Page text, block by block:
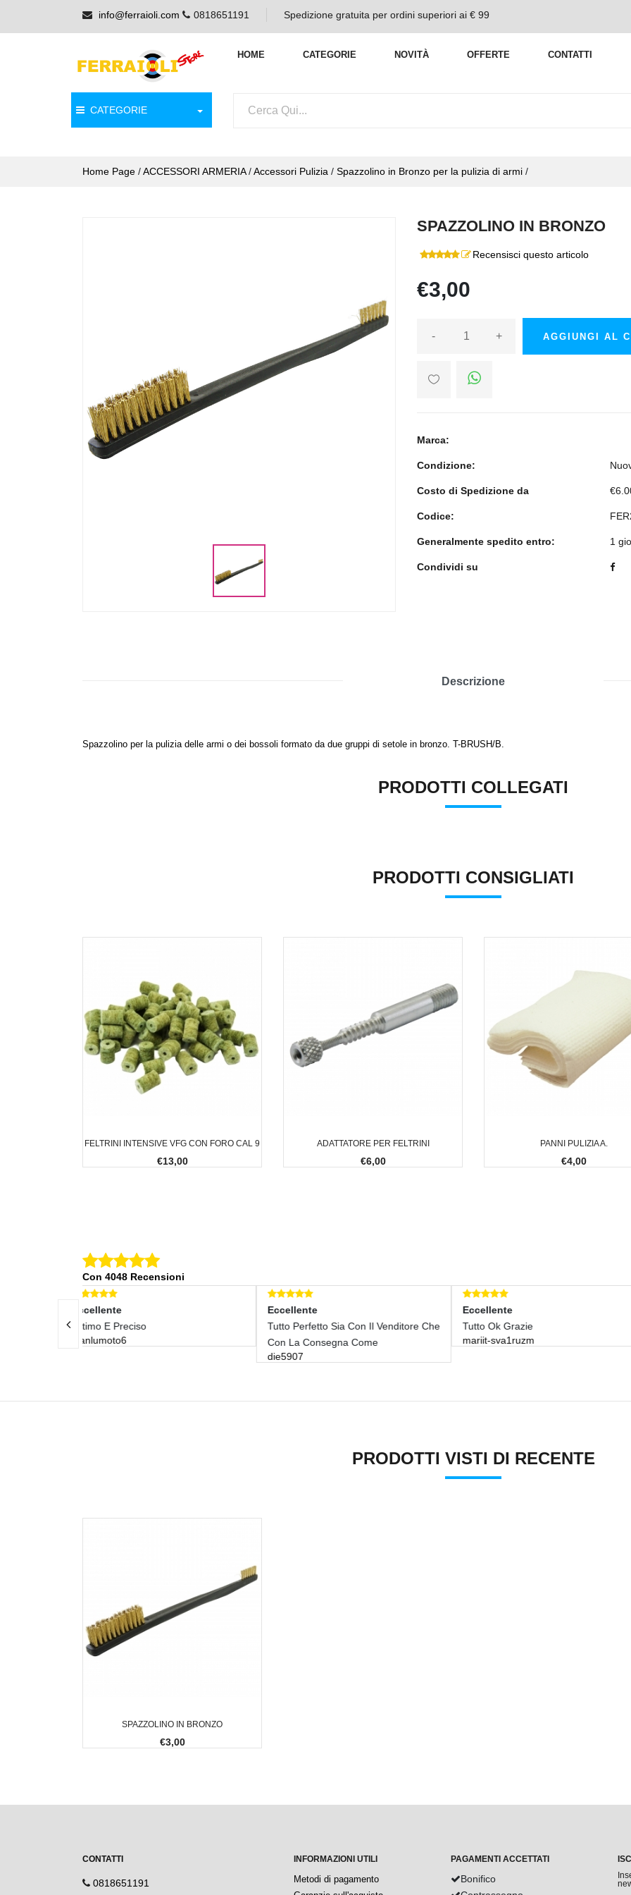
info@ferraioli.com 0818651191 Spedizione gratuita per ordini superiori ai € 99
HOME CATEGORIE NOVITÀ OFFERTE CONTATTI
CATEGORIE
Home Page /ACCESSORI ARMERIA/Accessori Pulizia / Spazzolino in Bronzo per la pulizia di armi /
SPAZZOLINO IN BRONZO
Recensisci questo articolo
€3,00
- + AGGIUNGI AL
Marca:
Condizione:
Costo di Spedizione da
Codice:
Generalmente spedito entro: 1
Condividi su
Descrizione
Spazzolino per la pulizia delle armi o dei bossoli formato da due gruppi di setole in bronzo. T-BRUSH/B.
PRODOTTI COLLEGATI
PRODOTTI CONSIGLIATI
FELTRINI INTENSIVE VFG CON FORO CAL 9
€13,00
ADATTATORE PER FELTRINI
€6,00
PANNI PULIZIA A.
€4,00
Con 4048 Recensioni
Eccellente
Tutto Perfetto Sia Con Il Venditore Che
Con La Consegna Come
Eccellente
Tutto Ok Grazie
mariit-sva1ruzm
Eccellente
Venditore Serio Ed
Come Da Descrizione,
PRODOTTI VISTI DI RECENTE
SPAZZOLINO IN BRONZO
€3,00
CONTATTI
0818651191
INFORMAZIONI UTILI
Metodi di pagamento
PAGAMENTI ACCETTATI
Bonifico